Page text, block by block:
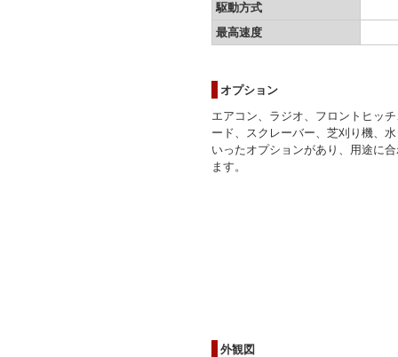
駆動方式
最高速度
オプション
エアコン、ラジオ、フロントヒッ
ード、スクレーバー、芝刈り機、
いったオプションがあり、用途に
ます。
外観図